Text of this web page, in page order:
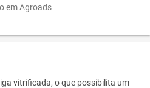
em Agroads
vitrificada, o que possibilita um